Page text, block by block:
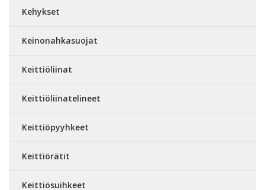
Kehykset
Keinonahkasuojat
Keittiöliinat
Keittiöliinatelineet
Keittiöpyyhkeet
Keittiörätit
Keittiösuihkeet